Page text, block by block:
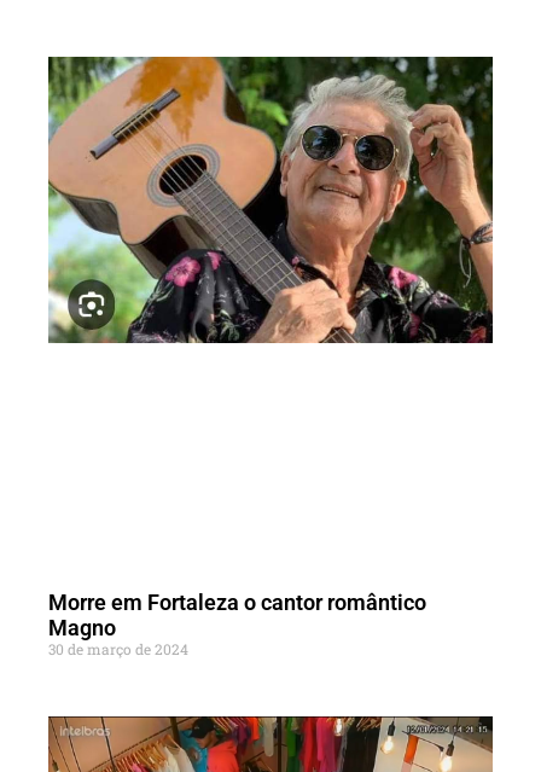
Morre em Fortaleza o cantor romântico
Magno
30 de março de 2024